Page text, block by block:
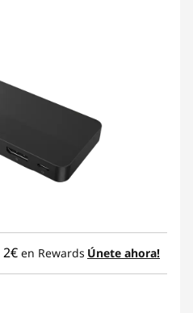
2€ en Rewards Únete ahora!